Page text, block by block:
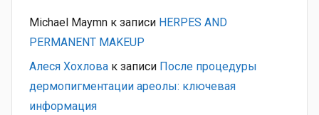
Michael Maymn к записи HERPES AND
PERMANENT MAKEUP
Алеся Хохлова к записи После процедуры
дермопигментации ареолы: ключевая
информация